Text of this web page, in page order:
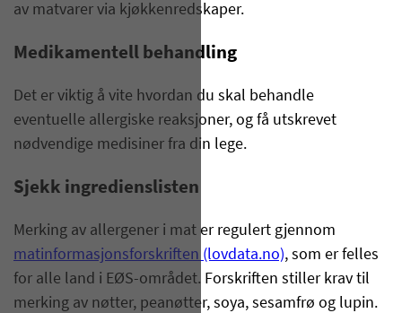
av matvarer via kjøkkenredskaper.
Medikamentell behandling
Det er viktig å vite hvordan du skal behandle
eventuelle allergiske reaksjoner, og få utskrevet
nødvendige medisiner fra din lege.
Sjekk ingredienslisten
Merking av allergener i mat er regulert gjennom
matinformasjonsforskriften (lovdata.no), som er felles
for alle land i EØS-området. Forskriften stiller krav til
merking av nøtter, peanøtter, soya, sesamfrø og lupin.